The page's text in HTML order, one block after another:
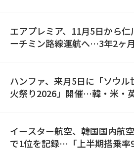
エアプレミア、11月5日から仁
ーチミン路線運航へ…3年2ヶ
ハンファ、来月5日に「ソウル
火祭り2026」開催…韓・米・
イースター航空、韓国国内航
で1位を記録…「上半期搭乗率